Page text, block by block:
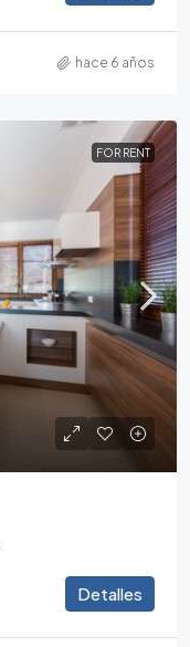
hace 6 años
FOR RENT
Detalles